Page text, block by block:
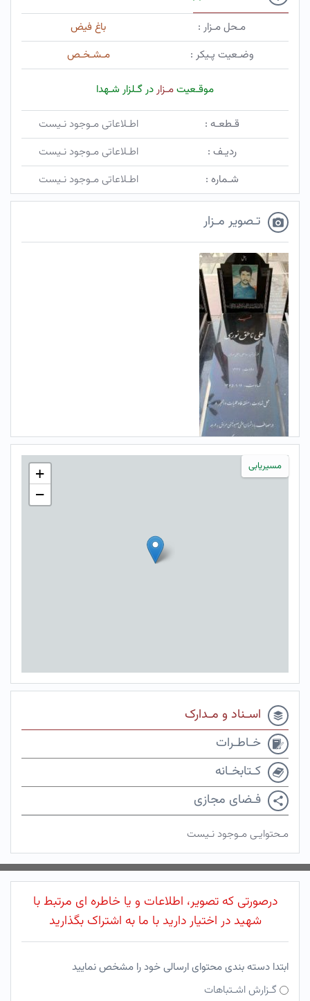
مـحل مـزار :
باغ فیض
وضـعیت پـیکر :
مـشـخـص
موقـعیتمـزاردر گـلزار شـهدا
قـطعـه :
اطـلاعاتی مـوجود نـیست
ردیـف :
اطـلاعاتی مـوجود نـیست
شـماره :
اطـلاعاتی مـوجود نـیست
تـصویر مـزار
مسیریابی
+
−
اسـناد و مـدارک
خـاطـرات
کـتابخـانه
فـضای مجازی
مـحتوایـی مـوجود نـیست
درصورتی که تصویر، اطلاعات و یا خاطره ای مرتبط با
شهید در اختیار دارید با ما به اشتراک بگذارید
ابتدا دسته بندی محتوای ارسالی خود را مشخص نمایید
گـزارش اشـتباهات